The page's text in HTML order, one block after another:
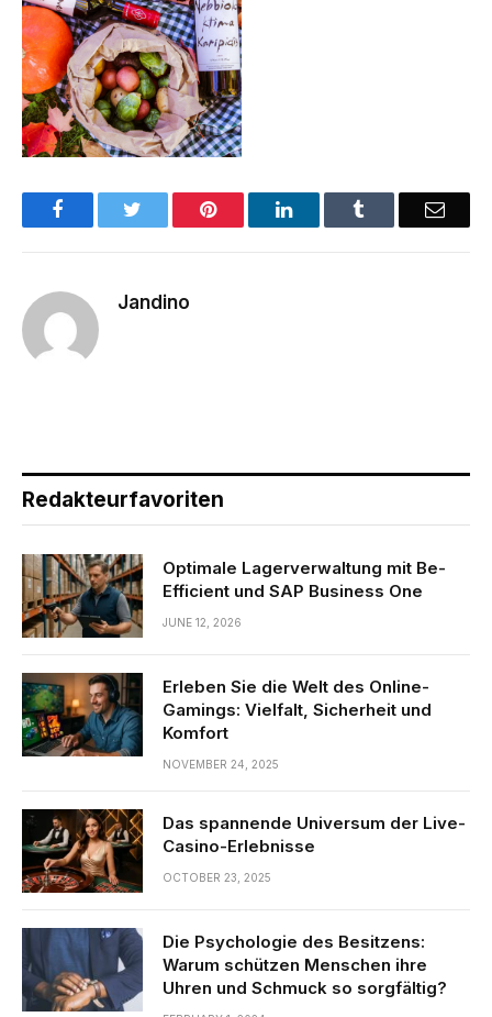
Facebook Pinterest LinkedIn Email
Jandino
Redakteurfavoriten
Optimale Lagerverwaltung mit Be-
Efficient und SAP Business One
JUNE 12, 2026
Erleben Sie die Welt des Online-
Gamings: Vielfalt, Sicherheit und
Komfort
NOVEMBER 24, 2025
Das spannende Universum der Live-
Casino-Erlebnisse
OCTOBER 23, 2025
Die Psychologie des Besitzens:
Warum schützen Menschen ihre
Uhren und Schmuck so sorgfältig?